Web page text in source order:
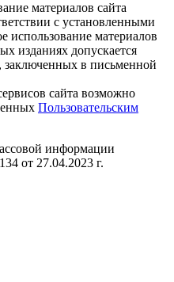
материалов сайта
с установленными
использование материалов
изданиях допускается
заключенных в письменной
сайта возможно
Пользовательским
информации
от 27.04.2023 г.